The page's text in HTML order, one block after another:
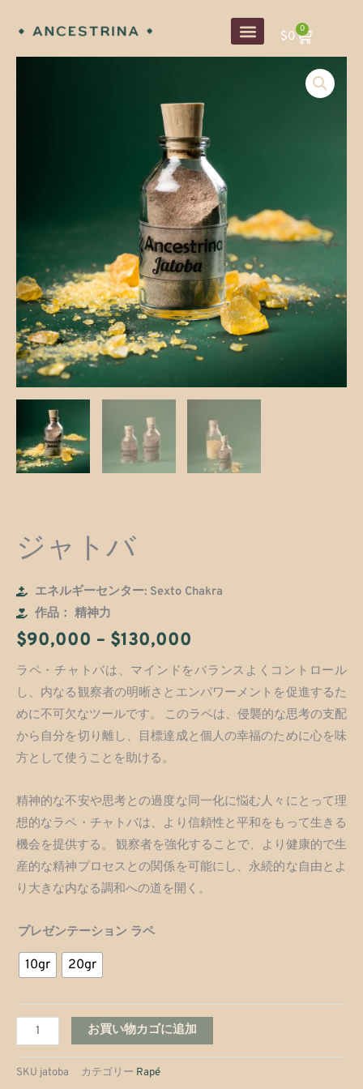
$0 0
Carrito
ジャトバ
エネルギーセンター: Sexto Chakra
作品： 精神力
$90,000 – $130,000
格
帯:
$90,000
$130,000
ラペ・チャトバは、マインドをバランスよくコントロール
し、内なる観察者の明晰さとエンパワーメントを促進するた
めに不可欠なツールです。 このラペは、侵襲的な思考の支配
から自分を切り離し、目標達成と個人の幸福のために心を味
方として使うことを助ける。
精神的な不安や思考との過度な同一化に悩む人々にとって理
想的なラペ・チャトバは、より信頼性と平和をもって生きる
機会を提供する。 観察者を強化することで、より健康的で生
産的な精神プロセスとの関係を可能にし、永続的な自由とよ
り大きな内なる調和への道を開く。
プレゼンテーション ラペ
10gr 20gr
ジ
ャ
ト
個
お買い物カゴに追加
SKU jatoba カテゴリー Rapé